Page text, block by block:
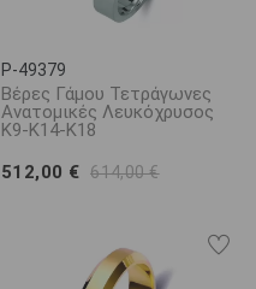
P-49379
Βέρες Γάμου Τετράγωνες
Ανατομικές Λευκόχρυσος
Κ9-Κ14-Κ18
512,00 € 614,00 €